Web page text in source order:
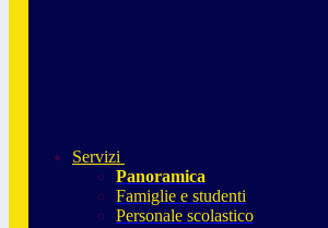
Servizi
Panoramica
Famiglie e studenti
Personale scolastico